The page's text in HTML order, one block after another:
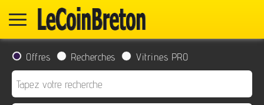
Offres Recherches Vitrines PRO